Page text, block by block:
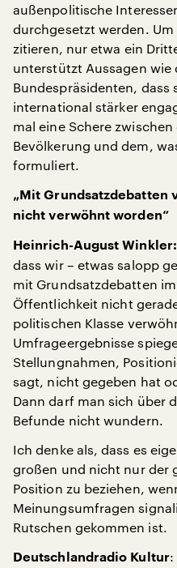
außenpolitische
durchgesetzt werden.
zitieren, nur etwa ein
unterstützt Aussagen wie
Bundespräsidenten, dass
international stärker
mal eine Schere
Bevölkerung und dem,
formuliert.
„Mit Grundsatzdebatten
nicht verwöhnt worden“
Heinrich-August Winkler:
dass wir – etwas salopp
mit Grundsatzdebatten
Öffentlichkeit nicht
politischen Klasse
Umfrageergebnisse
Stellungnahmen,
sagt, nicht gegeben hat
Dann darf man sich über
Befunde nicht wundern.
Ich denke als, dass es
großen und nicht nur der
Position zu beziehen,
Meinungsumfragen
Rutschen gekommen ist.
Deutschlandradio Kultur: